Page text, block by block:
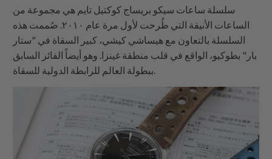
سلسلة ساعات سيكو بريساج كوكتيل تايم هي مجموعة من
الساعات الأنيقة التي طُرحت لأول مرة عام ٢٠١٠. صُممت هذه
السلسلة بالتعاون مع هيساشي كيشي، كبير السقاة في "ستار
بار" بطوكيو، الواقع في قلب منطقة غينزا. وهو أيضاً الفائز السابق